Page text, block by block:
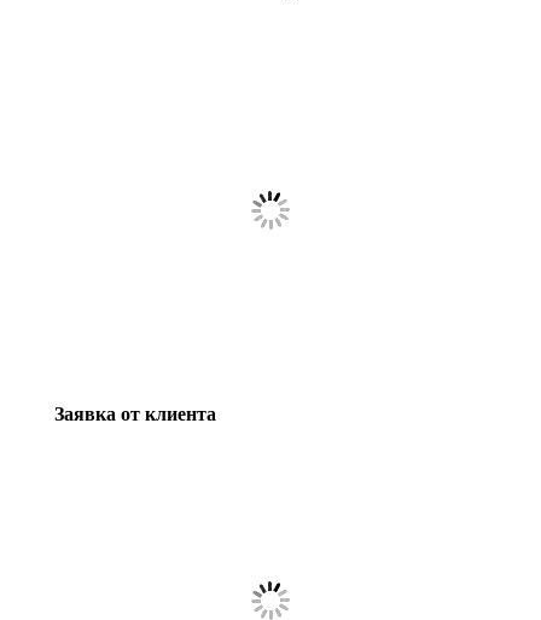
Заявка от клиента